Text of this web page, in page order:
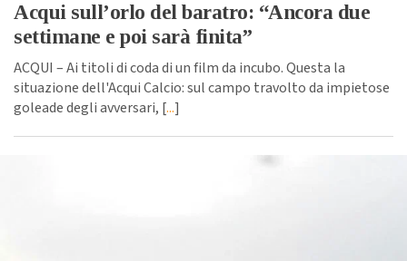
Acqui sull’orlo del baratro: “Ancora due
settimane e poi sarà finita”
ACQUI – Ai titoli di coda di un film da incubo. Questa la
situazione dell'Acqui Calcio: sul campo travolto da impietose
goleade degli avversari, [...]